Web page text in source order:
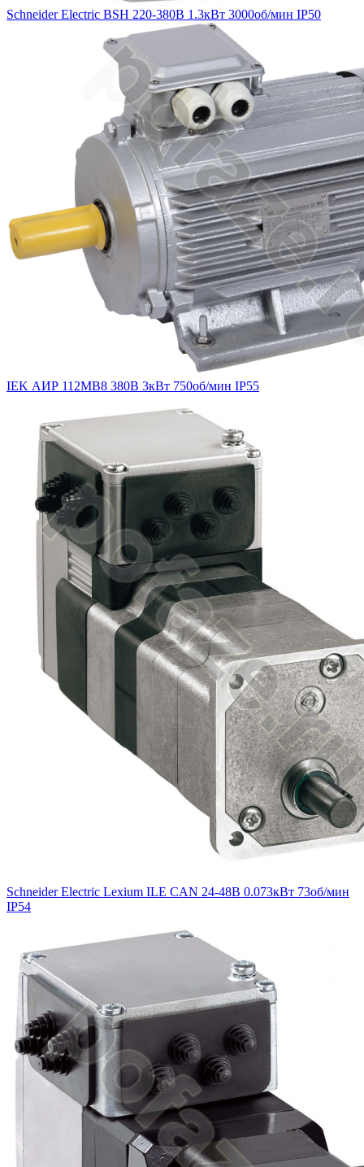
Schneider Electric BSH 220-380В 1.3кВт 3000об/мин IP50
IEK АИР 112MB8 380В 3кВт 750об/мин IP55
Schneider Electric Lexium ILE CAN 24-48В 0.073кВт 73об/мин
IP54